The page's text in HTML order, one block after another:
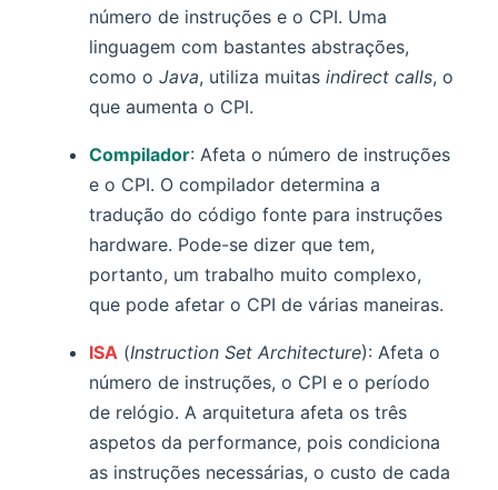
número de instruções e o CPI. Uma
linguagem com bastantes abstrações,
como o Java, utiliza muitas indirect calls, o
que aumenta o CPI.
Compilador: Afeta o número de instruções
e o CPI. O compilador determina a
tradução do código fonte para instruções
hardware. Pode-se dizer que tem,
portanto, um trabalho muito complexo,
que pode afetar o CPI de várias maneiras.
ISA (Instruction Set Architecture): Afeta o
número de instruções, o CPI e o período
de relógio. A arquitetura afeta os três
aspetos da performance, pois condiciona
as instruções necessárias, o custo de cada